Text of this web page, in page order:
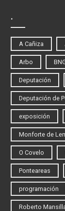
.
A Cañiza
Arbo
Deputación
Deputación de
exposición
Monforte de
O Covelo
Ponteareas
programación
Roberto